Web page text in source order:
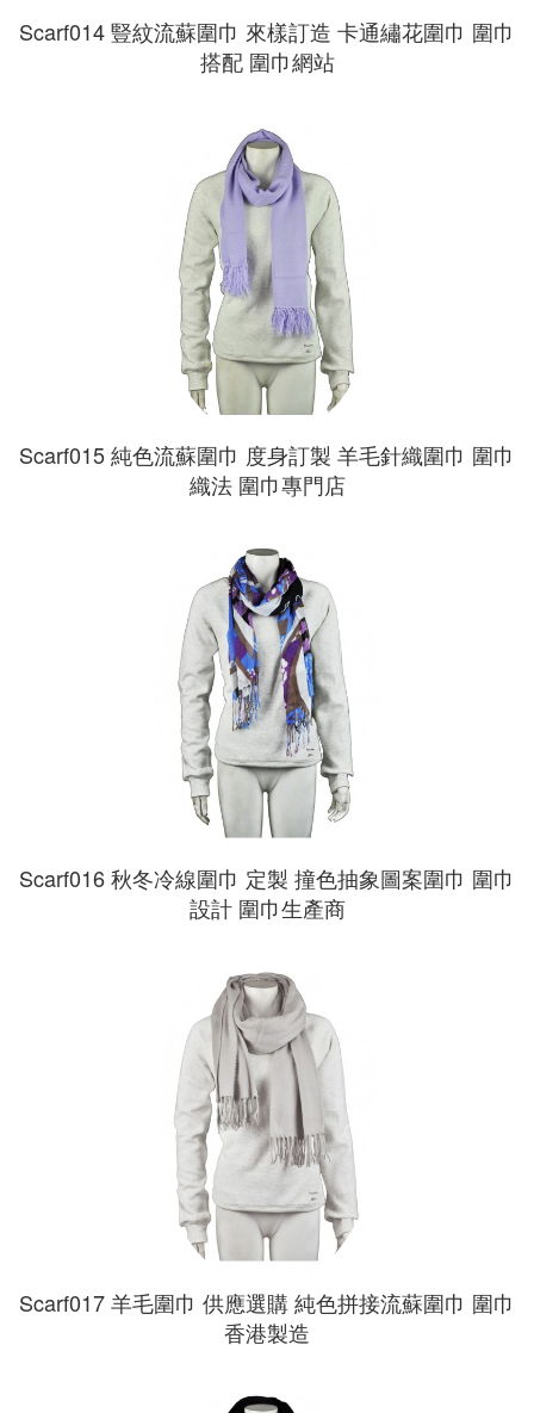
Scarf014 豎紋流蘇圍巾 來樣訂造 卡通繡花圍巾 圍巾
搭配 圍巾網站
Scarf015 純色流蘇圍巾 度身訂製 羊毛針織圍巾 圍巾
織法 圍巾專門店
Scarf016 秋冬冷線圍巾 定製 撞色抽象圖案圍巾 圍巾
設計 圍巾生產商
Scarf017 羊毛圍巾 供應選購 純色拼接流蘇圍巾 圍巾
香港製造